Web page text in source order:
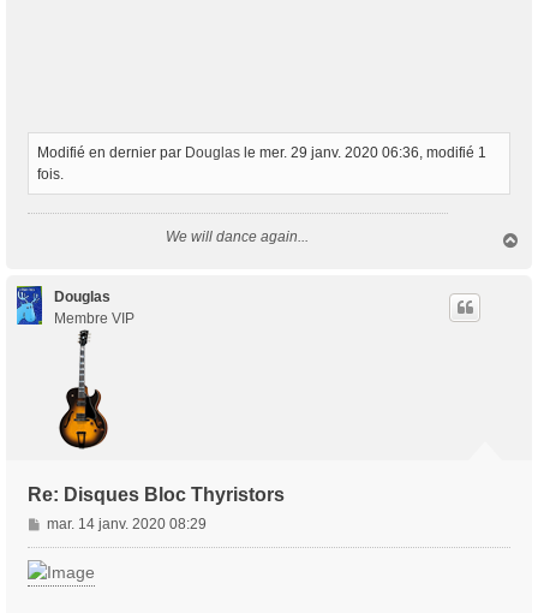
Modifié en dernier par Douglas le mer. 29 janv. 2020 06:36, modifié 1
fois.
We will dance again...
Douglas
Membre VIP
Re: Disques Bloc Thyristors
M
e
s
s
mar. 14 janv. 2020 08:29